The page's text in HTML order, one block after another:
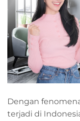
Dengan
terjadi di